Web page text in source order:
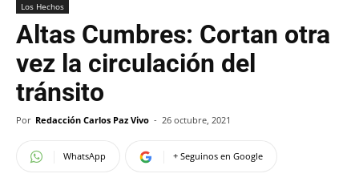
Los Hechos
Altas Cumbres: Cortan otra
vez la circulación del
tránsito
Por Redacción Carlos Paz Vivo - 26 octubre, 2021
WhatsApp + Seguinos en Google